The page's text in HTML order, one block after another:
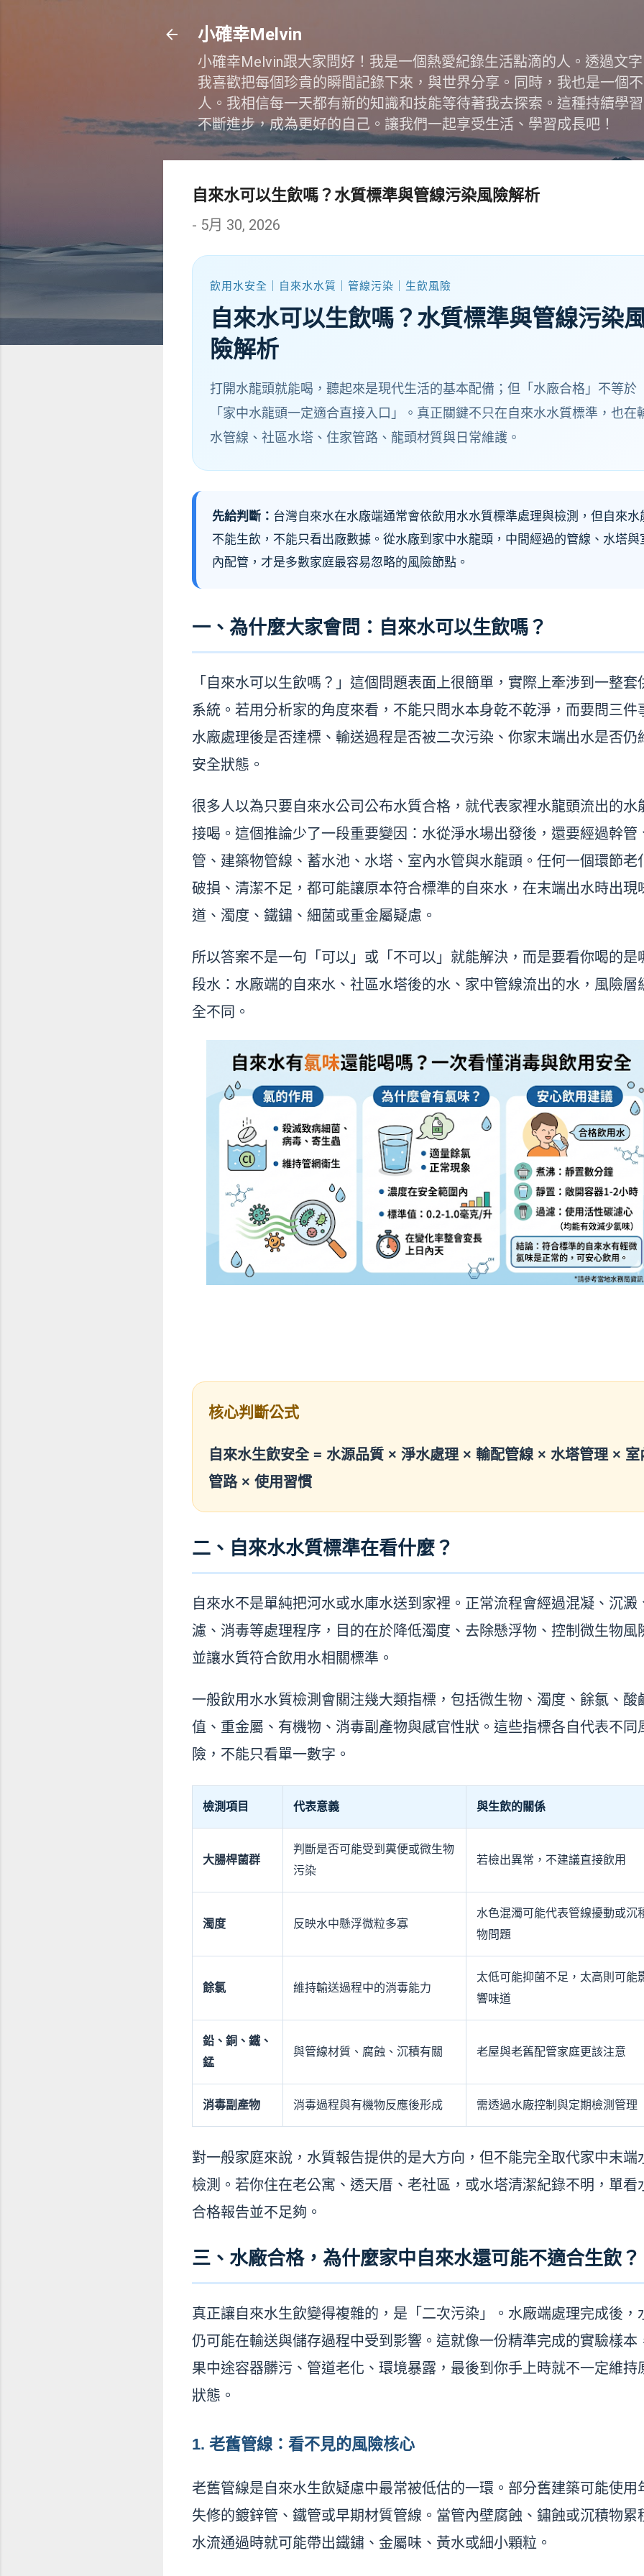
小確幸Melvin
小確幸Melvin跟大家問好！我是一個熱愛紀錄生活點滴的人。透過文
我喜歡把每個珍貴的瞬間記錄下來，與世界分享。同時，我也是一個
人。我相信每一天都有新的知識和技能等待著我去探索。這種持續學
不斷進步，成為更好的自己。讓我們一起享受生活、學習成長吧！
自來水可以生飲嗎？水質標準與管線污染風險解析
- 5月 30, 2026
飲用水安全｜自來水水質｜管線污染｜生飲風險
自來水可以生飲嗎？水質標準與管線污染
險解析
打開水龍頭就能喝，聽起來是現代生活的基本配備；但「水廠合格」不等於
「家中水龍頭一定適合直接入口」。真正關鍵不只在自來水水質標準，也在
水管線、社區水塔、住家管路、龍頭材質與日常維護。
先給判斷： 台灣自來水在水廠端通常會依飲用水水質標準處理與檢測，但自來水
不能生飲，不能只看出廠數據。從水廠到家中水龍頭，中間經過的管線、水塔與
內配管，才是多數家庭最容易忽略的風險節點。
一、為什麼大家會問：自來水可以生飲嗎？
「自來水可以生飲嗎？」這個問題表面上很簡單，實際上牽涉到一整套
系統。若用分析家的角度來看，不能只問水本身乾不乾淨，而要問三件
水廠處理後是否達標、輸送過程是否被二次污染、你家末端出水是否仍
安全狀態。
很多人以為只要自來水公司公布水質合格，就代表家裡水龍頭流出的水
接喝。這個推論少了一段重要變因：水從淨水場出發後，還要經過幹管
管、建築物管線、蓄水池、水塔、室內水管與水龍頭。任何一個環節老
破損、清潔不足，都可能讓原本符合標準的自來水，在末端出水時出現
道、濁度、鐵鏽、細菌或重金屬疑慮。
所以答案不是一句「可以」或「不可以」就能解決，而是要看你喝的是
段水：水廠端的自來水、社區水塔後的水、家中管線流出的水，風險層
全不同。
核心判斷公式
自來水生飲安全 = 水源品質 × 淨水處理 × 輸配管線 × 水塔管理 × 室
管路 × 使用習慣
二、自來水水質標準在看什麼？
自來水不是單純把河水或水庫水送到家裡。正常流程會經過混凝、沉澱
濾、消毒等處理程序，目的在於降低濁度、去除懸浮物、控制微生物風
並讓水質符合飲用水相關標準。
一般飲用水水質檢測會關注幾大類指標，包括微生物、濁度、餘氯、酸
值、重金屬、有機物、消毒副產物與感官性狀。這些指標各自代表不同
險，不能只看單一數字。
檢測項目 代表意義 與生飲的關係
大腸桿菌群
判斷是否可能受到糞便或微生物
污染
若檢出異常，不建議直接飲用
濁度 反映水中懸浮微粒多寡
水色混濁可能代表管線擾動或沉
物問題
餘氯 維持輸送過程中的消毒能力
太低可能抑菌不足，太高則可能
響味道
鉛、銅、鐵、
錳
與管線材質、腐蝕、沉積有關 老屋與老舊配管家庭更該注意
消毒副產物 消毒過程與有機物反應後形成 需透過水廠控制與定期檢測管理
對一般家庭來說，水質報告提供的是大方向，但不能完全取代家中末端
檢測。若你住在老公寓、透天厝、老社區，或水塔清潔紀錄不明，單看
合格報告並不足夠。
三、水廠合格，為什麼家中自來水還可能不適合生飲？
真正讓自來水生飲變得複雜的，是「二次污染」。水廠端處理完成後，
仍可能在輸送與儲存過程中受到影響。這就像一份精準完成的實驗樣本
果中途容器髒污、管道老化、環境暴露，最後到你手上時就不一定維持
狀態。
1. 老舊管線：看不見的風險核心
老舊管線是自來水生飲疑慮中最常被低估的一環。部分舊建築可能使用
失修的鍍鋅管、鐵管或早期材質管線。當管內壁腐蝕、鏽蝕或沉積物累
水流通過時就可能帶出鐵鏽、金屬味、黃水或細小顆粒。